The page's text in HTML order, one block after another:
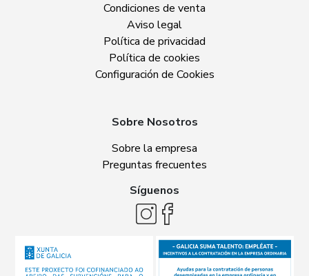
Condiciones de venta
Aviso legal
Política de privacidad
Política de cookies
Configuración de Cookies
Sobre Nosotros
Sobre la empresa
Preguntas frecuentes
Síguenos